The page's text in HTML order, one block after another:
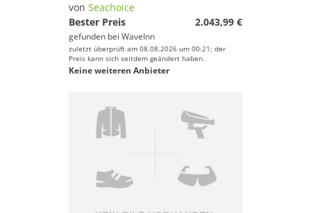
von Seachoice
Bester Preis
2.043,99 €
gefunden bei WaveInn
zuletzt überprüft am 08.08.2026 um 00:21; der
Preis kann sich seitdem geändert haben.
Keine weiteren Anbieter